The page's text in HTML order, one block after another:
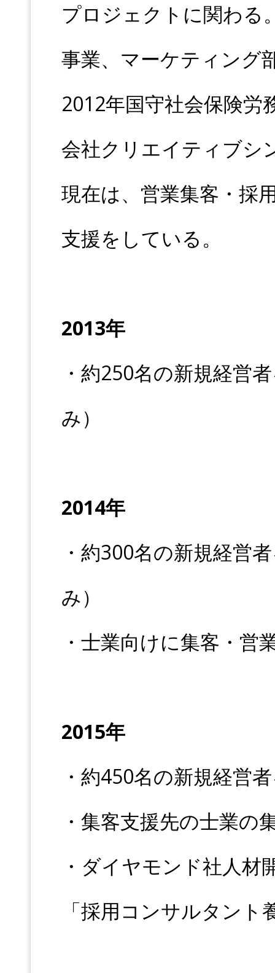
プロジェクトに関わる
事業、マーケティング
2012年国守社会保険労
会社クリエイティブシ
現在は、営業集客・採
支援をしている。
2013年
・約250名の新規経営
み）
2014年
・約300名の新規経営
み）
・士業向けに集客・営
2015年
・約450名の新規経営
・集客支援先の士業の
・ダイヤモンド社人
「採用コンサルタント